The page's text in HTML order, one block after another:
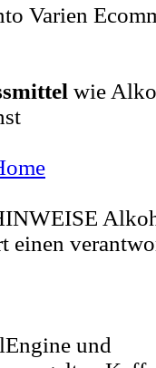
Varien
wie
einen
und